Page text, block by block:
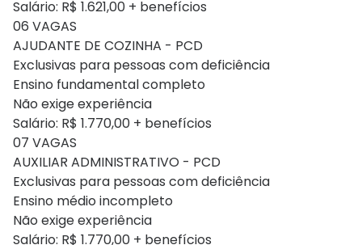
Salário: R$ 1.621,00 + benefícios
06 VAGAS
AJUDANTE DE COZINHA - PCD
Exclusivas para pessoas com deficiência
Ensino fundamental completo
Não exige experiência
Salário: R$ 1.770,00 + benefícios
07 VAGAS
AUXILIAR ADMINISTRATIVO - PCD
Exclusivas para pessoas com deficiência
Ensino médio incompleto
Não exige experiência
Salário: R$ 1.770,00 + benefícios